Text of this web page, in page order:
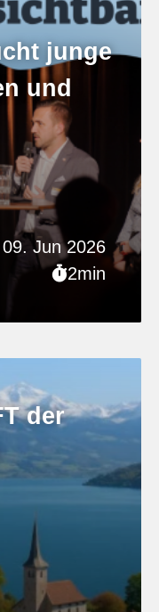
09. Jun 2026
2min
junge
und
der